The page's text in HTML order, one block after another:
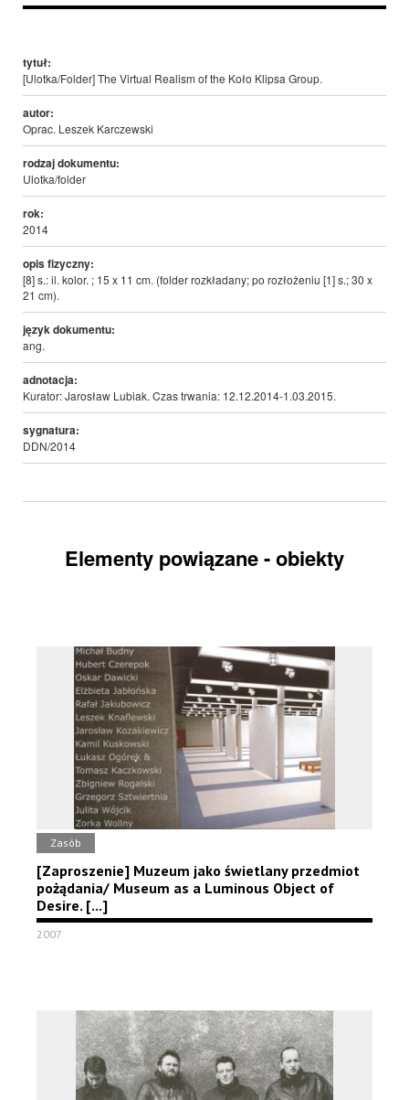
tytuł:
[Ulotka/Folder] The Virtual Realism of the Koło Klipsa Group.
autor:
Oprac. Leszek Karczewski
rodzaj dokumentu:
Ulotka/folder
rok:
2014
opis fizyczny:
[8] s.: il. kolor. ; 15 x 11 cm. (folder rozkładany; po rozłożeniu [1] s.; 30 x
21 cm).
język dokumentu:
ang.
adnotacja:
Kurator: Jarosław Lubiak. Czas trwania: 12.12.2014-1.03.2015.
sygnatura:
DDN/2014
Elementy powiązane - obiekty
Zasób
[Zaproszenie] Muzeum jako świetlany przedmiot
pożądania/ Museum as a Luminous Object of
Desire. [...]
2007